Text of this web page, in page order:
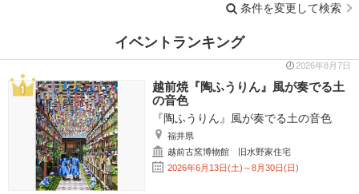
条件を変更して検索
イベントランキング
2026年8月7日
越前焼『陶ふうりん』風が奏でる土
の音色
『陶ふうりん』風が奏でる土の音色
福井県
越前古窯博物館 旧水野家住宅
2026年6月13日(土)～8月30日(日)